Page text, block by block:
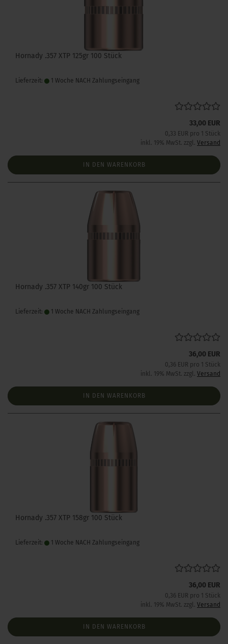
Hornady .357 XTP 125gr 100 Stück
Lieferzeit: 1 Woche NACH Zahlungseingang
33,00 EUR
0,33 EUR pro 1 Stück
inkl. 19% MwSt. zzgl. Versand
IN DEN WARENKORB
Hornady .357 XTP 140gr 100 Stück
Lieferzeit: 1 Woche NACH Zahlungseingang
36,00 EUR
0,36 EUR pro 1 Stück
inkl. 19% MwSt. zzgl. Versand
IN DEN WARENKORB
Hornady .357 XTP 158gr 100 Stück
Lieferzeit: 1 Woche NACH Zahlungseingang
36,00 EUR
0,36 EUR pro 1 Stück
inkl. 19% MwSt. zzgl. Versand
IN DEN WARENKORB